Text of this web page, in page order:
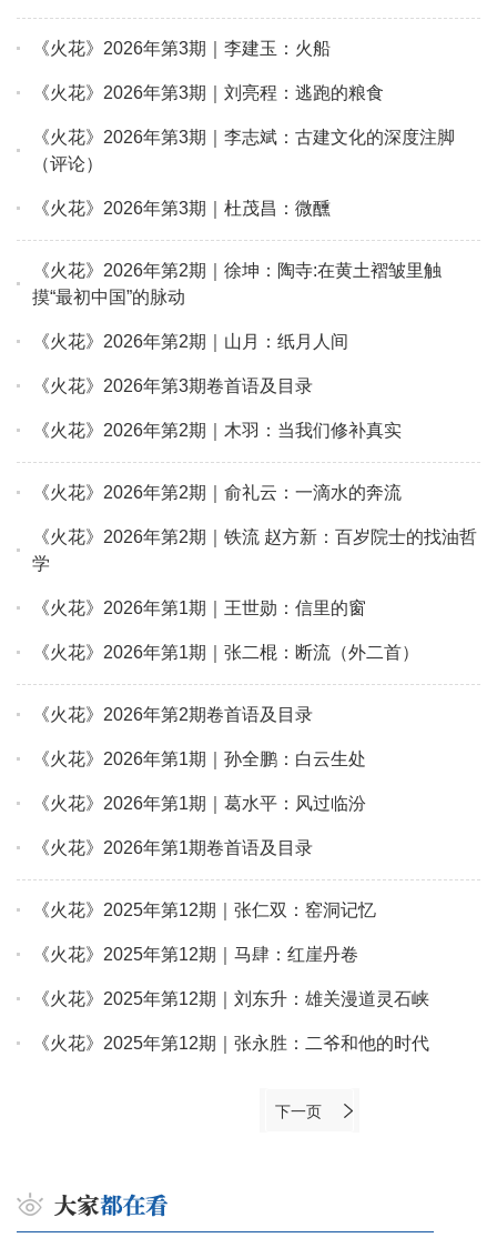
《火花》2026年第3期｜李建玉：火船
《火花》2026年第3期｜刘亮程：逃跑的粮食
《火花》2026年第3期｜李志斌：古建文化的深度注脚
（评论）
《火花》2026年第3期｜杜茂昌：微醺
《火花》2026年第2期｜徐坤：陶寺:在黄土褶皱里触
摸“最初中国”的脉动
《火花》2026年第2期｜山月：纸月人间
《火花》2026年第3期卷首语及目录
《火花》2026年第2期｜木羽：当我们修补真实
《火花》2026年第2期｜俞礼云：一滴水的奔流
《火花》2026年第2期｜铁流 赵方新：百岁院士的找油哲
学
《火花》2026年第1期｜王世勋：信里的窗
《火花》2026年第1期｜张二棍：断流（外二首）
《火花》2026年第2期卷首语及目录
《火花》2026年第1期｜孙全鹏：白云生处
《火花》2026年第1期｜葛水平：风过临汾
《火花》2026年第1期卷首语及目录
《火花》2025年第12期｜张仁双：窑洞记忆
《火花》2025年第12期｜马肆：红崖丹卷
《火花》2025年第12期｜刘东升：雄关漫道灵石峡
《火花》2025年第12期｜张永胜：二爷和他的时代
下一页